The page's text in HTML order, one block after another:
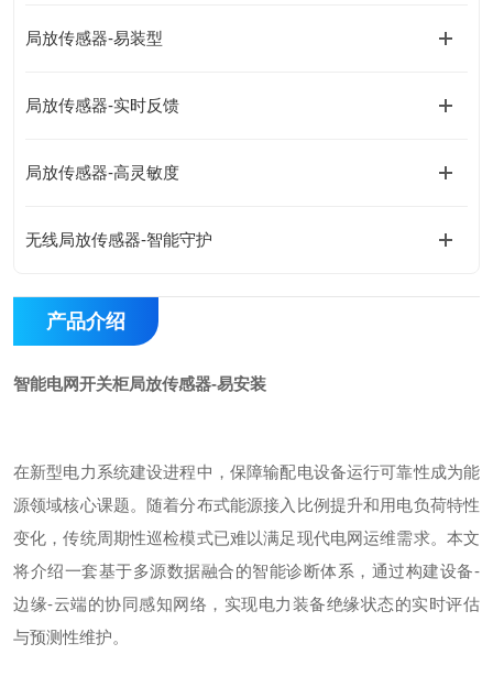
局放传感器-易装型
局放传感器-实时反馈
局放传感器-高灵敏度
无线局放传感器-智能守护
产品介绍
智能电网开关柜局放传感器-易安装
在新型电力系统建设进程中，保障输配电设备运行可靠性成为能
源领域核心课题。随着分布式能源接入比例提升和用电负荷特性
变化，传统周期性巡检模式已难以满足现代电网运维需求。本文
将介绍一套基于多源数据融合的智能诊断体系，通过构建设备-
边缘-云端的协同感知网络，实现电力装备绝缘状态的实时评估
与预测性维护。